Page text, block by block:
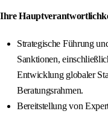
Ihre
Strategische Führung
Sanktionen,
Entwicklung globaler
Beratungsrahmen.
Bereitstellung von